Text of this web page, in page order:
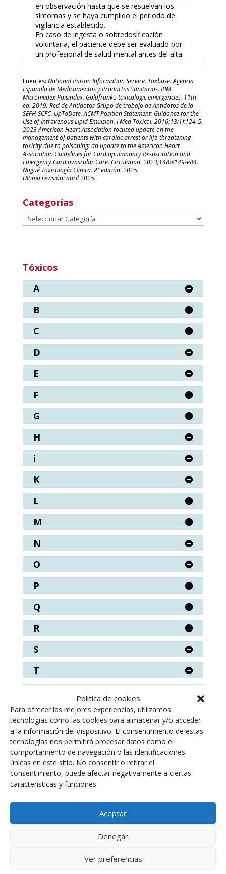
Política de cookies
Para ofrecer las mejores experiencias, utilizamos
tecnologías como las cookies para almacenar y/o acceder
a la información del dispositivo. El consentimiento de estas
tecnologías nos permitirá procesar datos como el
comportamiento de navegación o las identificaciones
únicas en este sitio. No consentir o retirar el
consentimiento, puede afectar negativamente a ciertas
características y funciones
Aceptar
Denegar
Ver preferencias
en observación hasta que se resuelvan los
síntomas y se haya cumplido el periodo de
vigilancia establecido.
En caso de ingesta o sobredosificación
voluntaria, el paciente debe ser evaluado por
un profesional de salud mental antes del alta.
Fuentes: National Poison Information Service. Toxbase. Agencia
Española de Medicamentos y Productos Sanitarios. IBM
Micromedex Poisindex. Goldfrank’s toxicologic emergencies. 11th
ed. 2019. Red de Antídotos Grupo de trabajo de Antídotos de la
SEFH-SCFC. UpToDate. ACMT Position Statement: Guidance for the
Use of Intravenous Lipid Emulsion. J Med Toxicol. 2016;13(1):124-5.
2023 American Heart Association focused update on the
management of patients with cardiac arrest or life-threatening
toxicity due to poisoning: an update to the American Heart
Association Guidelines for Cardiopulmonary Resuscitation and
Emergency Cardiovascular Care. Circulation. 2023;148:e149-e84.
Nogué Toxicología Clínica. 2ª edición. 2025.
Última revisión: abril 2025.
Categorías
Categorías
Tóxicos
A
B
C
D
E
F
G
H
i
K
L
M
N
O
P
Q
R
S
T
W
Z
Titulo clave: TOXSEUP. ISSN 3137-6983
Aviso legal|Política de Privacidad |